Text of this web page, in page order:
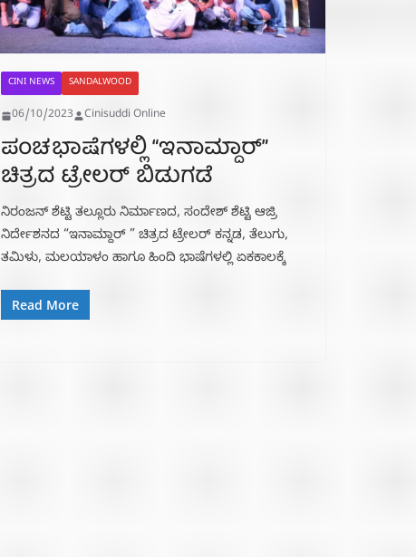
CINI NEWS SANDALWOOD
06/10/2023 Cinisuddi Online
ಪಂಚಭಾಷೆಗಳಲ್ಲಿ “ಇನಾಮ್ದಾರ್”
ಚಿತ್ರದ ಟ್ರೇಲರ್ ಬಿಡುಗಡೆ
ನಿರಂಜನ್ ಶೆಟ್ಟಿ ತಲ್ಲೂರು ನಿರ್ಮಾಣದ, ಸಂದೇಶ್ ಶೆಟ್ಟಿ ಆಜ್ರಿ
ನಿರ್ದೇಶನದ “ಇನಾಮ್ದಾರ್ ” ಚಿತ್ರದ ಟ್ರೇಲರ್ ಕನ್ನಡ, ತೆಲುಗು,
ತಮಿಳು, ಮಲಯಾಳಂ ಹಾಗೂ ಹಿಂದಿ ಭಾಷೆಗಳಲ್ಲಿ ಏಕಕಾಲಕ್ಕೆ
Read More